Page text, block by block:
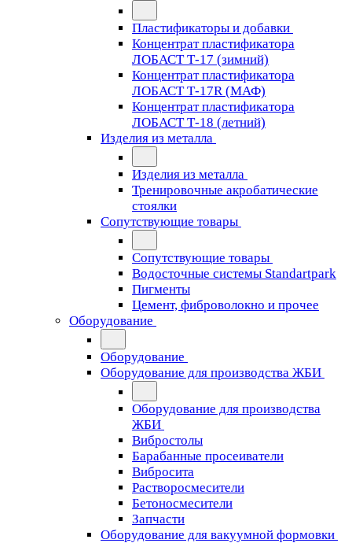
Пластификаторы и добавки
Концентрат пластификатора
ЛОБАСТ Т-17 (зимний)
Концентрат пластификатора
ЛОБАСТ Т-17R (МАФ)
Концентрат пластификатора
ЛОБАСТ Т-18 (летний)
Изделия из металла
Изделия из металла
Тренировочные акробатические
стоялки
Сопутствующие товары
Сопутствующие товары
Водосточные системы Standartpark
Пигменты
Цемент, фиброволокно и прочее
Оборудование
Оборудование
Оборудование для производства ЖБИ
Оборудование для производства
ЖБИ
Вибростолы
Барабанные просеиватели
Вибросита
Растворосмесители
Бетоносмесители
Запчасти
Оборудование для вакуумной формовки